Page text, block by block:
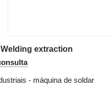
extraction
- máquina de soldar